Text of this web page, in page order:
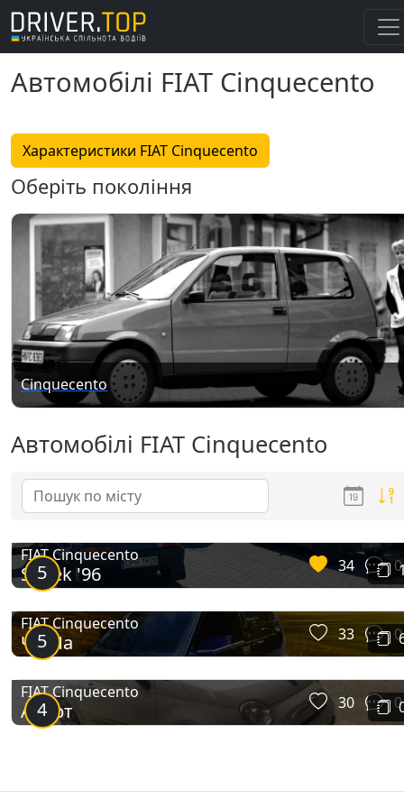
Автомобілі FIAT Cinquecento
Характеристики FIAT Cinquecento
Оберіть покоління
Cinquecento
Автомобілі FIAT Cinquecento
5
FIAT Cinquecento
Stołek '96 34 0
5
FIAT Cinquecento
Чи-Ча 33 0
4
FIAT Cinquecento
Абарт 30 0